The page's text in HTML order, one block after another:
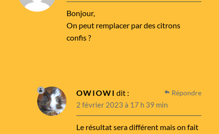
Bonjour,
On peut remplacer par des citrons
confis ?
OWIOWI dit :
2 février 2023 à 17 h 39 min
Le résultat sera différent mais on fait
Répondre